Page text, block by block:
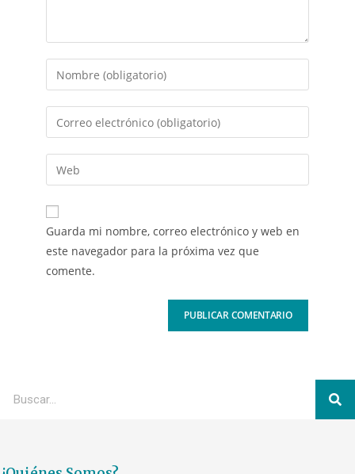
Guarda mi nombre, correo electrónico y web en
este navegador para la próxima vez que
comente.